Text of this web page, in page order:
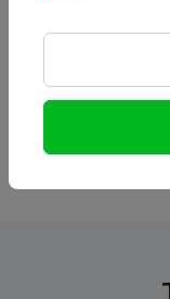
CBTT_Final.pdf